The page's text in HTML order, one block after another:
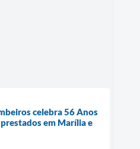
celebra 56 Anos
em Marília e